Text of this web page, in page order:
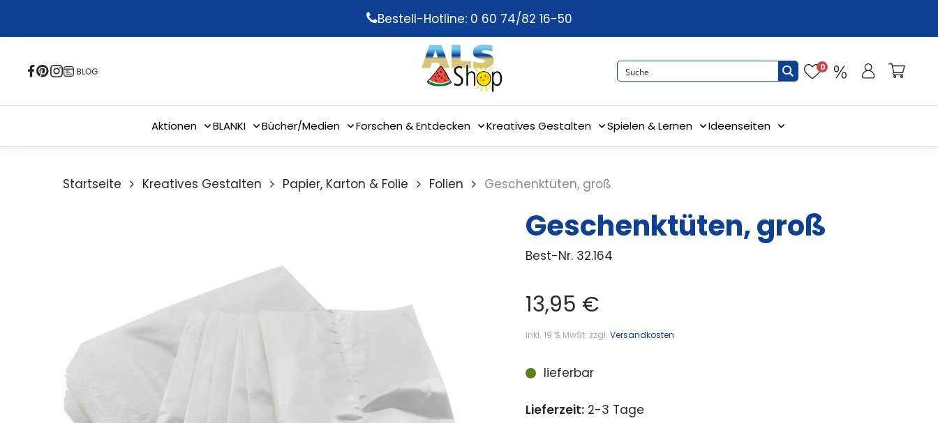
content
Bestell-Hotline: 0 60 74/82 16-50
0
Aktionen BLANKI Bücher/Medien Forschen & Entdecken Kreatives Gestalten Spielen & Lernen Ideenseiten
Startseite Kreatives Gestalten Papier, Karton & Folie Folien Geschenktüten, groß
Geschenktüten, groß
Best-Nr. 32.164
13,95 €
inkl. 19 % MwSt. zzgl.Versandkosten
lieferbar
Lieferzeit: 2-3 Tage